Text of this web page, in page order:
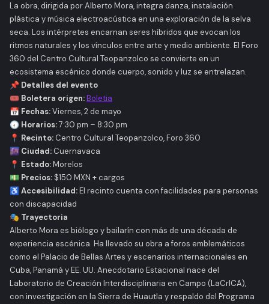
La obra, dirigida por Alberto Mora, integra danza, instalación
plástica y música electroacústica en una exploración de la selva
seca. Los intérpretes encarnan seres híbridos que evocan los
ritmos naturales y los vínculos entre arte y medio ambiente. El Foro
360 del Centro Cultural Teopanzolco se convierte en un
ecosistema escénico donde cuerpo, sonido y luz se entrelazan.
📌 Detalles del evento
🎟️ Boletera origen:Boletia
📅 Fechas:Viernes, 2 de mayo
🕢 Horarios:7:30 pm – 8:30 pm
📍 Recinto: Centro Cultural Teopanzolco, Foro 360
🌆 Ciudad: Cuernavaca
📍 Estado:Morelos
💵 Precios: $150 MXN + cargos
♿ Accesibilidad:El recinto cuenta con facilidades para personas
con discapacidad
🎭 Trayectoria
Alberto Mora es biólogo y bailarín con más de una década de
experiencia escénica. Ha llevado su obra a foros emblemáticos
como el Palacio de Bellas Artes y escenarios internacionales en
Cuba, Panamá y EE. UU. Anecdotario Estacional nace del
Laboratorio de Creación Interdisciplinaria en Campo (LaCrICA),
con investigación en la Sierra de Huautla y respaldo del Programa